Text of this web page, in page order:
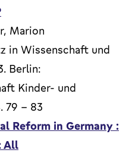
Marion
in Wissenschaft und
Berlin:
Kinder- und
79 - 83
Reform in Germany :
All